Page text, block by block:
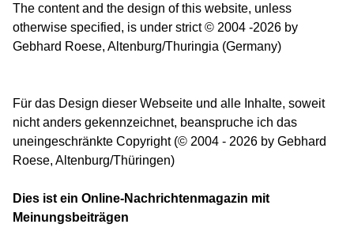
The content and the design of this website, unless
otherwise specified, is under strict © 2004 -2026 by
Gebhard Roese, Altenburg/Thuringia (Germany)
Für das Design dieser Webseite und alle Inhalte, soweit
nicht anders gekennzeichnet, beanspruche ich das
uneingeschränkte Copyright (© 2004 - 2026 by Gebhard
Roese, Altenburg/Thüringen)
Dies ist ein Online-Nachrichtenmagazin mit
Meinungsbeiträgen